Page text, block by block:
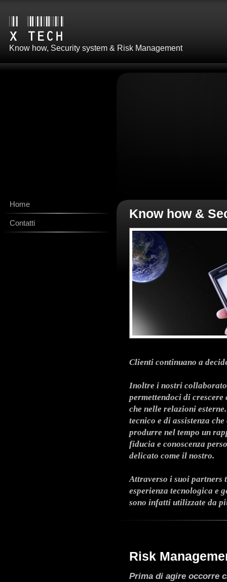
Know how, Security system & Risk Management
Home
Contatti
Know how &
Clienti continuano a
Inoltre i nostri
permettendoci di crescere
che nelle relazioni
tecnico e di assistenza
produrre nel tempo un
fiducia e conoscenza
delicato come il nostro.
Attraverso i suoi partners
esperienza tecnologica e
sono infatti utilizzate da
Risk
Prima di agire occorre